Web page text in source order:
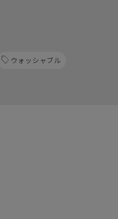
ウォッシャブル